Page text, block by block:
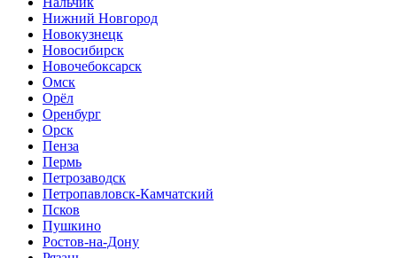
Нижний Новгород
Новокузнецк
Новосибирск
Новочебоксарск
Омск
Орёл
Оренбург
Орск
Пенза
Пермь
Петрозаводск
Петропавловск-Камчатский
Псков
Пушкино
Ростов-на-Дону